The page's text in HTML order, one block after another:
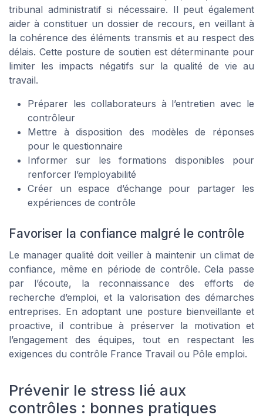
tribunal administratif si nécessaire. Il peut également
aider à constituer un dossier de recours, en veillant à
la cohérence des éléments transmis et au respect des
délais. Cette posture de soutien est déterminante pour
limiter les impacts négatifs sur la qualité de vie au
travail.
Préparer les collaborateurs à l’entretien avec le
contrôleur
Mettre à disposition des modèles de réponses
pour le questionnaire
Informer sur les formations disponibles pour
renforcer l’employabilité
Créer un espace d’échange pour partager les
expériences de contrôle
Favoriser la confiance malgré le contrôle
Le manager qualité doit veiller à maintenir un climat de
confiance, même en période de contrôle. Cela passe
par l’écoute, la reconnaissance des efforts de
recherche d’emploi, et la valorisation des démarches
entreprises. En adoptant une posture bienveillante et
proactive, il contribue à préserver la motivation et
l’engagement des équipes, tout en respectant les
exigences du contrôle France Travail ou Pôle emploi.
Prévenir le stress lié aux
contrôles : bonnes pratiques